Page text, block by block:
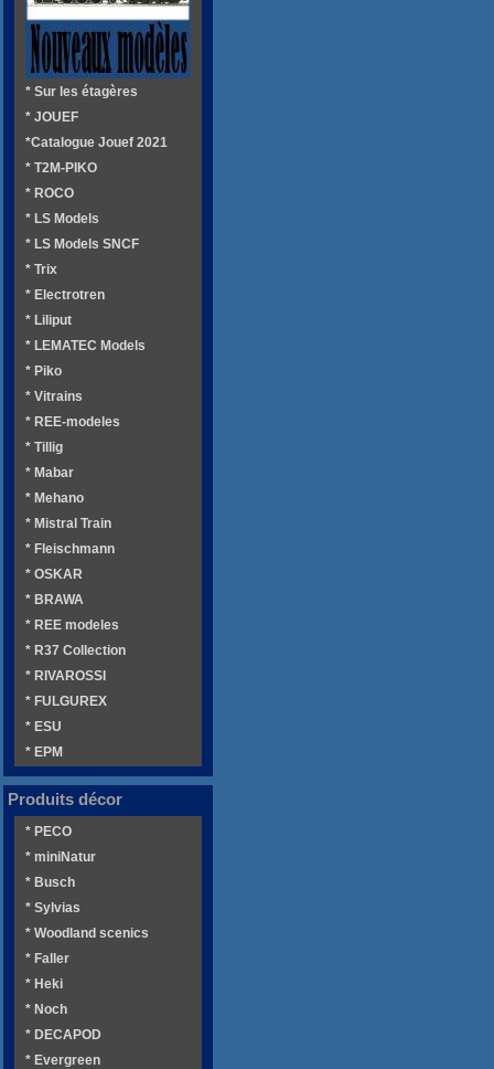
* Sur les étagères
* JOUEF
*Catalogue Jouef 2021
* T2M-PIKO
* ROCO
* LS Models
* LS Models SNCF
* Trix
* Electrotren
* Liliput
* LEMATEC Models
* Piko
* Vitrains
* REE-modeles
* Tillig
* Mabar
* Mehano
* Mistral Train
* Fleischmann
* OSKAR
* BRAWA
* REE modeles
* R37 Collection
* RIVAROSSI
* FULGUREX
* ESU
* EPM
Produits décor
* PECO
* miniNatur
* Busch
* Sylvias
* Woodland scenics
* Faller
* Heki
* Noch
* DECAPOD
* Evergreen